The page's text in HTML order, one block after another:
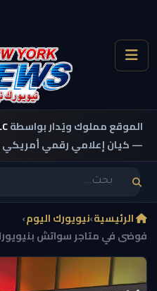
الموقع مملوك ويُدار بواسطة
— كيان إعلامي رقمي
الرئيسية›نيويورك اليوم›
فوضى في متاجر سواتش